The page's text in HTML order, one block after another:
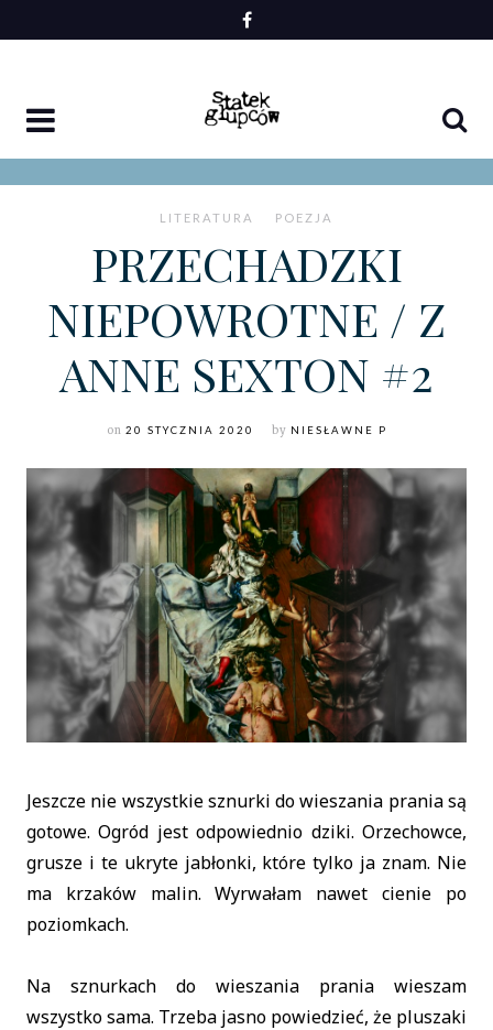
to
LITERATURA POEZJA
PRZECHADZKI
NIEPOWROTNE / Z
ANNE SEXTON #2
on 20 STYCZNIA 2020 by NIESŁAWNE P
Jeszcze nie wszystkie sznurki do wieszania prania są
gotowe. Ogród jest odpowiednio dziki. Orzechowce,
grusze i te ukryte jabłonki, które tylko ja znam. Nie
ma krzaków malin. Wyrwałam nawet cienie po
poziomkach.
Na sznurkach do wieszania prania wieszam
wszystko sama. Trzeba jasno powiedzieć, że pluszaki